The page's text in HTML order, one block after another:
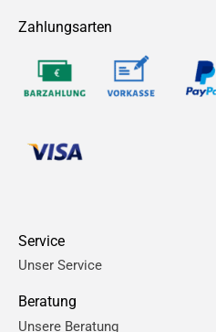
Zahlungsarten
Service
Unser Service
Beratung
Unsere Beratung